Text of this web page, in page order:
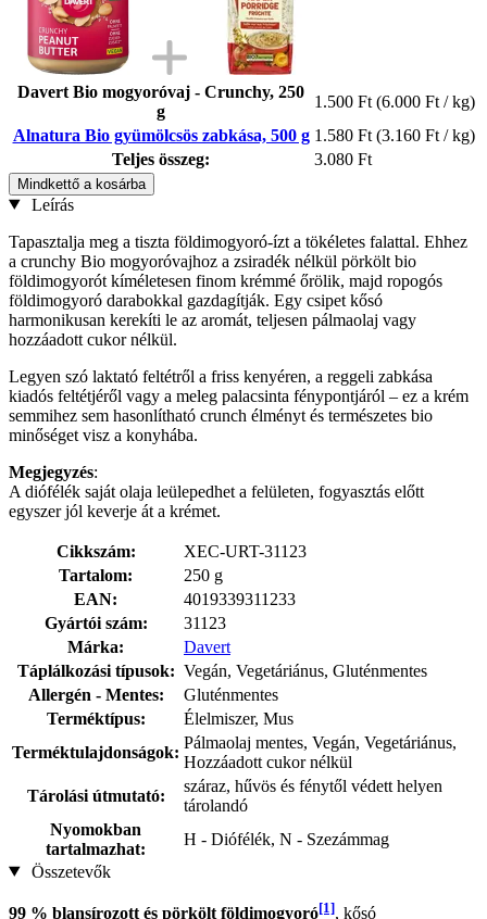
Davert Bio mogyoróvaj - Crunchy, 250
g
1.500 Ft (6.000 Ft / kg)
Alnatura Bio gyümölcsös zabkása, 500 g 1.580 Ft (3.160 Ft / kg)
Teljes összeg:
3.080 Ft
Mindkettő a kosárba
Leírás
Tapasztalja meg a tiszta földimogyoró-ízt a tökéletes falattal. Ehhez
a crunchy Bio mogyoróvajhoz a zsiradék nélkül pörkölt bio
földimogyorót kíméletesen finom krémmé őrölik, majd ropogós
földimogyoró darabokkal gazdagítják. Egy csipet kősó
harmonikusan kerekíti le az aromát, teljesen pálmaolaj vagy
hozzáadott cukor nélkül.
Legyen szó laktató feltétről a friss kenyéren, a reggeli zabkása
kiadós feltétjéről vagy a meleg palacsinta fénypontjáról – ez a krém
semmihez sem hasonlítható crunch élményt és természetes bio
minőséget visz a konyhába.
Megjegyzés:
A diófélék saját olaja leülepedhet a felületen, fogyasztás előtt
egyszer jól keverje át a krémet.
Cikkszám:
XEC-URT-31123
Tartalom:
250 g
EAN:
4019339311233
Gyártói szám:
31123
Márka:
Davert
Táplálkozási típusok: Vegán, Vegetáriánus, Gluténmentes
Allergén - Mentes:
Gluténmentes
Terméktípus:
Élelmiszer, Mus
Terméktulajdonságok:
Pálmaolaj mentes, Vegán, Vegetáriánus,
Hozzáadott cukor nélkül
Tárolási útmutató:
száraz, hűvös és fénytől védett helyen
tárolandó
Nyomokban
tartalmazhat:
H - Diófélék, N - Szezámmag
Összetevők
99 % blansírozott és pörkölt földimogyoró[1], kősó